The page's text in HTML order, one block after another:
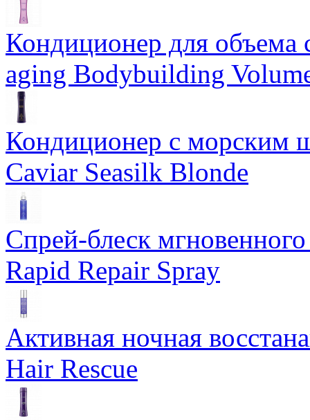
Кондиционер для
aging Bodybuilding
Кондиционер с морским
Caviar Seasilk Blonde
Спрей-блеск
Rapid Repair Spray
Активная ночная
Hair Rescue